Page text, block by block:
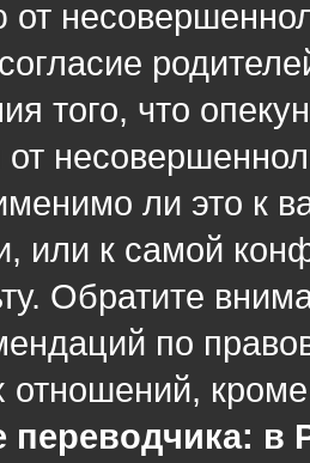
того, что
ли это к
или к самой
Обратите
по
отношений,
переводчика: в